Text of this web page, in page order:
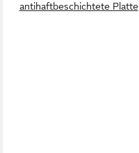
antihaftbeschichtete Platte